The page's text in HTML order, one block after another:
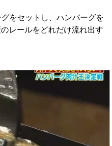
をセットし、ハンバーグを
レールをどれだけ流れ出す